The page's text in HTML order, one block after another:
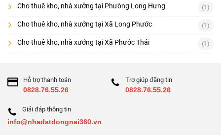
Cho thuê kho, nhà xưởng tại Phường Long Hưng (1)
Cho thuê kho, nhà xưởng tại Xã Long Phước (1)
Cho thuê kho, nhà xưởng tại Xã Phước Thái (1)
Hỗ trợ thanh toán
0828.76.55.26
Trợ giúp đăng tin
0828.76.55.26
Giải đáp thông tin
info@nhadatdongnai360.vn